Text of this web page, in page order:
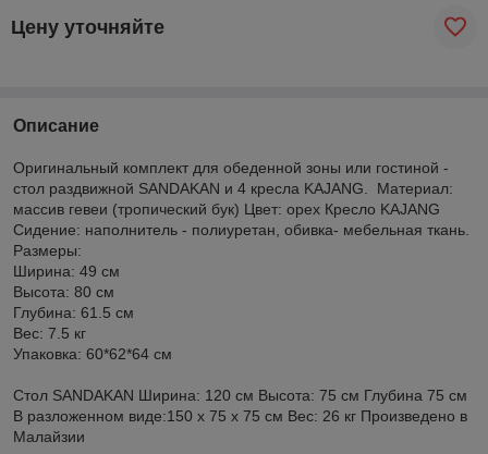
Цену уточняйте
Описание
Оригинальный комплект для обеденной зоны или гостиной -
стол раздвижной SANDAKAN и 4 кресла KAJANG. Материал:
массив гевеи (тропический бук) Цвет: орех Кресло KAJANG
Сидение: наполнитель - полиуретан, обивка- мебельная ткань.
Размеры:
Ширина: 49 см
Высота: 80 см
Глубина: 61.5 см
Вес: 7.5 кг
Упаковка: 60*62*64 см
Стол SANDAKAN Ширина: 120 см Высота: 75 см Глубина 75 см
В разложенном виде:150 х 75 х 75 см Вес: 26 кг Произведено в
Малайзии